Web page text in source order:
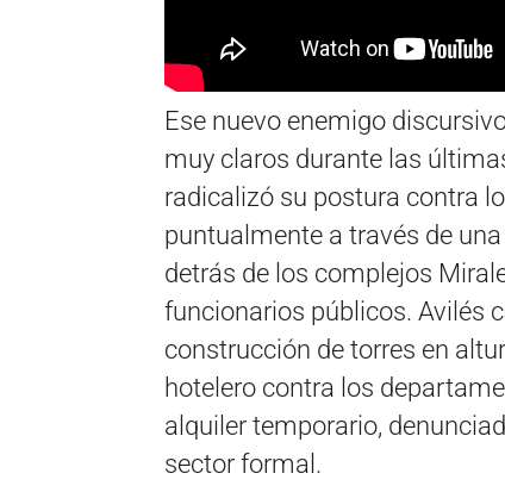
Ese nuevo enemigo
muy claros durante las
radicalizó su postura contra
puntualmente a través de
detrás de los complejos
funcionarios públicos. Avilés
construcción de torres en
hotelero contra los
alquiler temporario,
sector formal.